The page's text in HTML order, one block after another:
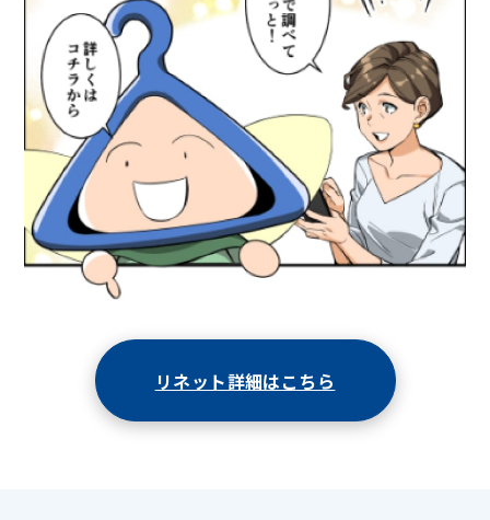
リネット詳細はこちら